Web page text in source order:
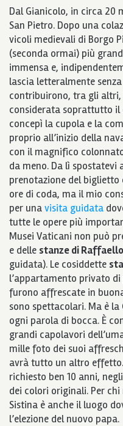
Dal Gianicolo, in circa 20
San Pietro. Dopo una
vicoli medievali di Borgo
(seconda ormai) più
immensa e,
lascia letteralmente
contribuirono, tra gli altri,
considerata soprattutto il
concepì la cupola e la
proprio all’inizio della
con il magnifico
da meno. Da lì spostatevi
prenotazione del biglietto
ore di coda, ma il mio
per unavisita guidata
tutte le opere più
Musei Vaticani non può
e delle stanze di Raffaello
guidata). Le cosiddette
l’appartamento privato di
furono affrescate in
sono spettacolari. Ma è la
ogni parola di bocca. È
grandi capolavori
mille foto dei suoi
avrà tutto un altro
richiesto ben 10 anni,
dei colori originali. Per
Sistina è anche il luogo
l’elezione del nuovo papa.